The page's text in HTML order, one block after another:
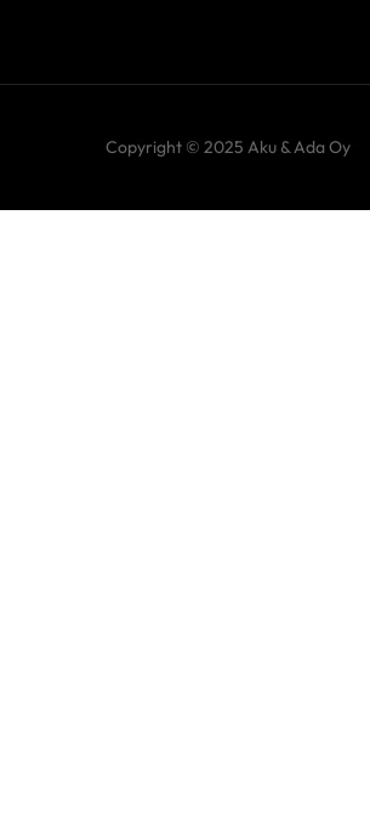
Copyright © 2025 Aku & Ada Oy